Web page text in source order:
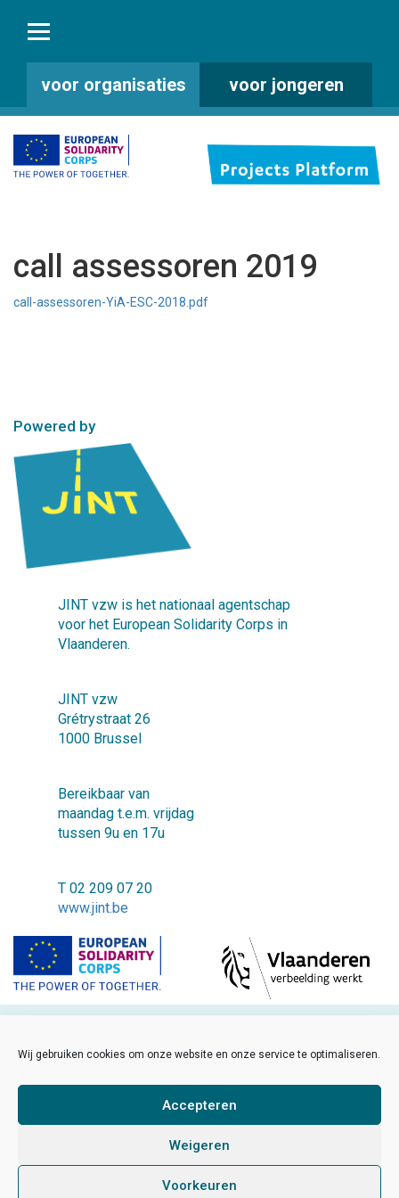
Wij gebruiken cookies om onze website en onze service te optimaliseren.
Accepteren
Weigeren
Voorkeuren
voor organisaties voor jongeren
call assessoren 2019
call-assessoren-YiA-ESC-2018.pdf
Powered by
JINT vzw is het nationaal agentschap
voor het European Solidarity Corps in
Vlaanderen.
JINT vzw
Grétrystraat 26
1000 Brussel
Bereikbaar van
maandag t.e.m. vrijdag
tussen 9u en 17u
T 02 209 07 20
www.jint.be
Sitemap
/ Made by Hanna